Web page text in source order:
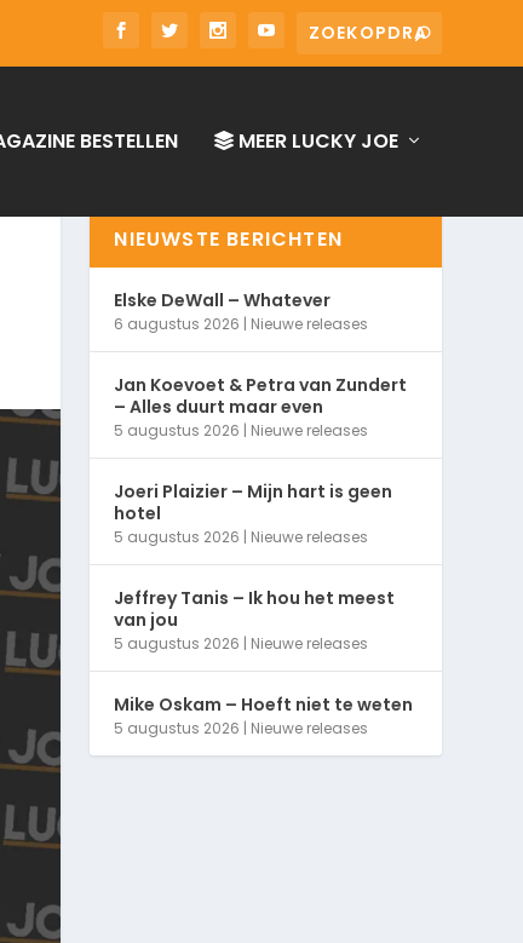
BESTELLEN MEER LUCKY JOE
NIEUWSTE BERICHTEN
Elske DeWall – Whatever
6 augustus 2026 | Nieuwe releases
Jan Koevoet & Petra van Zundert
– Alles duurt maar even
5 augustus 2026 | Nieuwe releases
Joeri Plaizier – Mijn hart is geen
hotel
5 augustus 2026 | Nieuwe releases
Jeffrey Tanis – Ik hou het meest
van jou
5 augustus 2026 | Nieuwe releases
Mike Oskam – Hoeft niet te weten
5 augustus 2026 | Nieuwe releases